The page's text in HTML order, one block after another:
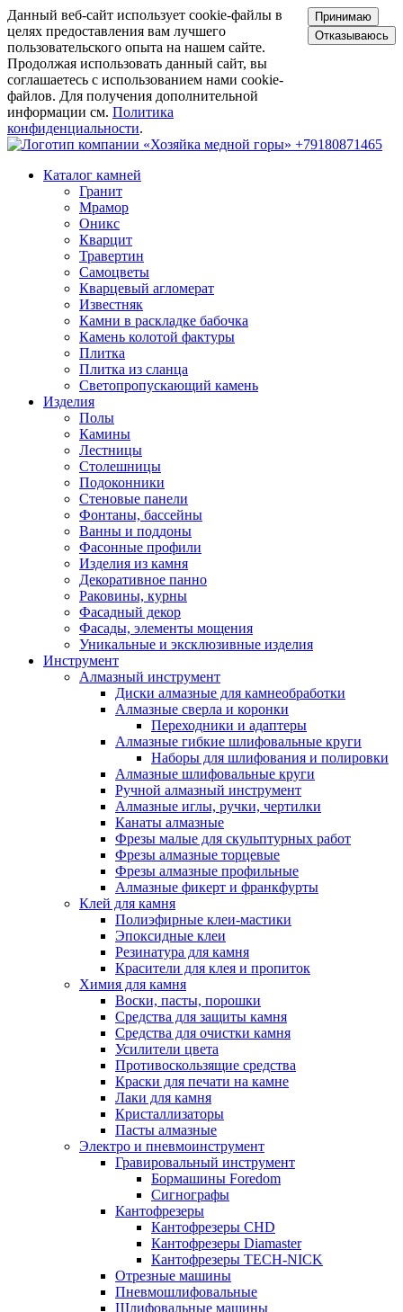
Данный веб-сайт использует cookie-файлы в
целях предоставления вам лучшего
пользовательского опыта на нашем сайте.
Продолжая использовать данный сайт, вы
соглашаетесь с использованием нами cookie-
файлов. Для получения дополнительной
информации см. Политика
конфиденциальности.
Принимаю
Отказываюсь
+79180871465
Каталог камней
Гранит
Мрамор
Оникс
Кварцит
Травертин
Самоцветы
Кварцевый агломерат
Известняк
Камни в раскладке бабочка
Камень колотой фактуры
Плитка
Плитка из сланца
Светопропускающий камень
Изделия
Полы
Камины
Лестницы
Столешницы
Подоконники
Стеновые панели
Фонтаны, бассейны
Ванны и поддоны
Фасонные профили
Изделия из камня
Декоративное панно
Раковины, курны
Фасадный декор
Фасады, элементы мощения
Уникальные и эксклюзивные изделия
Инструмент
Алмазный инструмент
Диски алмазные для камнеобработки
Алмазные сверла и коронки
Переходники и адаптеры
Алмазные гибкие шлифовальные круги
Наборы для шлифования и полировки
Алмазные шлифовальные круги
Ручной алмазный инструмент
Алмазные иглы, ручки, чертилки
Канаты алмазные
Фрезы малые для скульптурных работ
Фрезы алмазные торцевые
Фрезы алмазные профильные
Алмазные фикерт и франкфурты
Клей для камня
Полиэфирные клеи-мастики
Эпоксидные клеи
Резинатура для камня
Красители для клея и пропиток
Химия для камня
Воски, пасты, порошки
Средства для защиты камня
Средства для очистки камня
Усилители цвета
Противоскользящие средства
Краски для печати на камне
Лаки для камня
Кристаллизаторы
Пасты алмазные
Электро и пневмоинструмент
Гравировальный инструмент
Бормашины Foredom
Сигнографы
Кантофрезеры
Кантофрезеры CHD
Кантофрезеры Diamaster
Кантофрезеры TECH-NICK
Отрезные машины
Пневмошлифовальные
Шлифовальные машины